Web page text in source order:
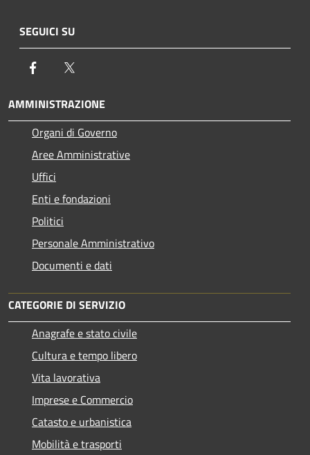
SEGUICI SU
Facebook
AMMINISTRAZIONE
Organi di Governo
Aree Amministrative
Uffici
Enti e fondazioni
Politici
Personale Amministrativo
Documenti e dati
CATEGORIE DI SERVIZIO
Anagrafe e stato civile
Cultura e tempo libero
Vita lavorativa
Imprese e Commercio
Catasto e urbanistica
Mobilità e trasporti